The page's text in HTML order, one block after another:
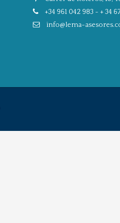
+34 961 042 983 - + 34
info@lema-